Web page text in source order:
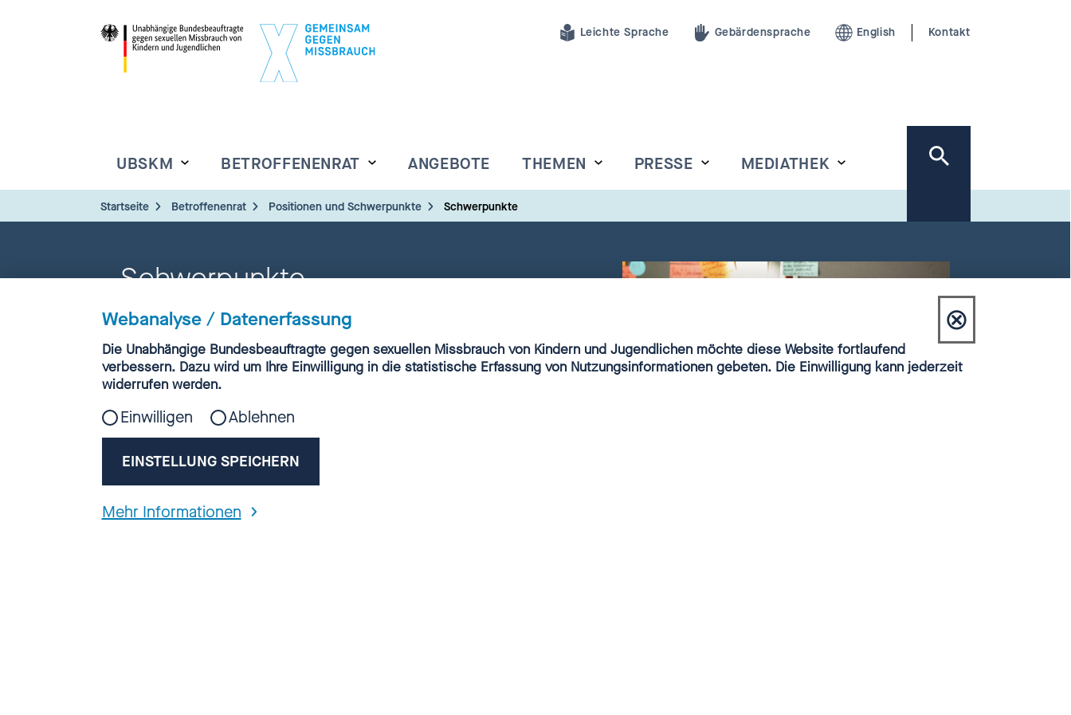
Leichte Sprache Gebärdensprache English Kontakt
UBSKM BETROFFENENRAT ANGEBOTE THEMEN PRESSE MEDIATHEK
Startseite Betroffenenrat Positionen und Schwerpunkte Schwerpunkte
Schwerpunkte
Webanalyse / Datenerfassung ⊗
Dialog
schließen
Einwilligung
Webanalyse
Die Unabhängige Bundesbeauftragte gegen sexuellen Missbrauch von Kindern und Jugendlichen möchte diese Website fortlaufend
verbessern. Dazu wird um Ihre Einwilligung in die statistische Erfassung von Nutzungsinformationen gebeten. Die Einwilligung kann jederzeit
widerrufen werden.
Einwilligen Ablehnen
EINSTELLUNG SPEICHERN
Mehr Informationen